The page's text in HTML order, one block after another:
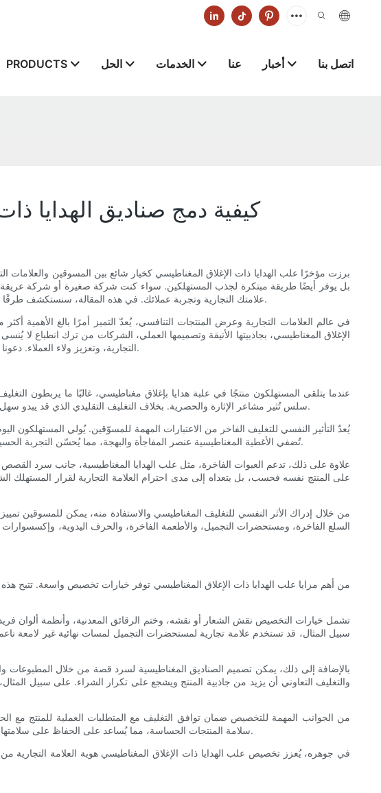
PRODUCTS الحل الخدمات عنا أخبار اتصل بنا
كيفية دمج صناديق الهدايا
برزت مؤخرًا علب الهدايا ذات الإغلاق المغناطيسي كخيار شائع بين المسوقين
بل يوفر أيضًا طريقة مبتكرة لجذب المستهلكين. سواء كنت شركة صغيرة أو شركة
علامتك التجارية وتجربة عملائك. في هذه المقالة، سنستكشف طرقًا عملية ومبتكرة لتسخير قوة علب الهدايا ذات الإغلاق المغناطيسي لتعزيز جهودك الترويجية وبناء علاقة وطيدة مع جمهورك المستهدف.
في عالم العلامات التجارية وعرض المنتجات التنافسي، يُعدّ التميز أمرًا بالغ الأهمية
الإغلاق المغناطيسي، بجاذبيتها الأنيقة وتصميمها العملي، الشركات من ترك انطباع لا
التجارية، وتعزيز ولاء العملاء. دعونا نتعمق في كيفية استخدام علب الهدايا ذات الإغلاق المغناطيسي بشكل استراتيجي لتعزيز نمو أعمالك وزيادة تفاعل أصحاب المصلحة.
عندما يتلقى المستهلكون منتجًا في علبة هدايا بإغلاق مغناطيسي، غالبًا ما يربطون
سلس تُثير مشاعر الإثارة والحصرية. بخلاف التغليف التقليدي الذي قد يبدو سهل الاستخدام أو عاديًا، تُضفي علب الهدايا المغناطيسية شعورًا بالفخامة، مما يشجع العملاء على اعتبار المنتج الموجود بداخلها أكثر قيمة.
يُعدّ التأثير النفسي للتغليف الفاخر من الاعتبارات المهمة للمسوّقين. يُولي المستهلكون
تُضفي الأغطية المغناطيسية عنصر المفاجأة والبهجة، مما يُحسّن التجربة الحسية الشاملة. عندما يصادف العملاء تغليفًا مميزًا بشكل متكرر، فإن ذلك يُعزز ارتباطهم بالعلامة التجارية ويرفع من قيمة المنتج المُدركة.
علاوة على ذلك، تدعم العبوات الفاخرة، مثل علب الهدايا المغناطيسية، جانب سرد القصص
على المنتج نفسه فحسب، بل يتعداه إلى مدى احترام العلامة التجارية لقرار المستهلك
من خلال إدراك الأثر النفسي للتغليف المغناطيسي والاستفادة منه، يمكن للمسوقين
السلع الفاخرة، ومستحضرات التجميل، والأطعمة الفاخرة، والحرف اليدوية، وإكسسوارات
من أهم مزايا علب الهدايا ذات الإغلاق المغناطيسي توفر خيارات تخصيص واسعة. تتيح هذه
تشمل خيارات التخصيص نقش الشعار أو نقشه، وختم الرقائق المعدنية، وأنظمة ألوان
سبيل المثال، قد تستخدم علامة تجارية لمستحضرات التجميل لمسات نهائية غير
بالإضافة إلى ذلك، يمكن تصميم الصناديق المغناطيسية لسرد قصة من خلال المطبوعات
والتغليف التعاوني أن يزيد من جاذبية المنتج ويشجع على تكرار الشراء. على سبيل
من الجوانب المهمة للتخصيص ضمان توافق التغليف مع المتطلبات العملية للمنتج مع
سلامة المنتجات الحساسة، مما يُساعد على الحفاظ على سلامتها أثناء النقل. يلقى هذا الاهتمام بالتفاصيل صدىً لدى العملاء الذين يُقدّرون التصميم المدروس الذي يحمي ويُبرز جمال المنتجات بداخله.
في جوهره، يُعزز تخصيص علب الهدايا ذات الإغلاق المغناطيسي هوية العلامة التجارية